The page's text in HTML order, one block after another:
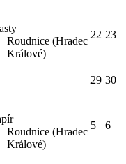
Roudnice (Hradec
Králové)
22 23
29 30
Roudnice (Hradec
Králové)
5 6